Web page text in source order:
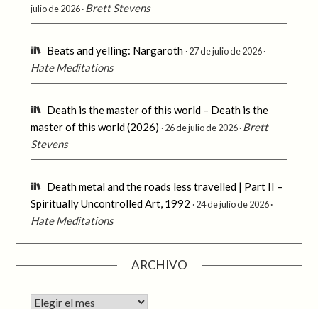
julio de 2026 Brett Stevens
Beats and yelling: Nargaroth 27 de julio de 2026
Hate Meditations
Death is the master of this world – Death is the
master of this world (2026)
26 de julio de 2026 Brett
Stevens
Death metal and the roads less travelled | Part II –
Spiritually Uncontrolled Art, 1992
24 de julio de 2026
Hate Meditations
ARCHIVO
Archivo